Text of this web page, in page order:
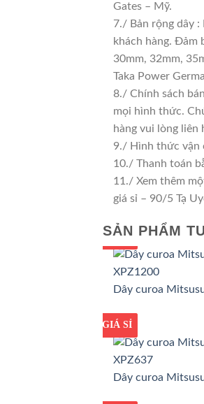
Gates – Mỹ.
7./ Bản rộng dây
khách hàng. Đảm
30mm, 32mm,
Taka Power
8./ Chính sách
mọi hình thức.
hàng vui lòng liên
9./ Hình thức vận
10./ Thanh toán
11./ Xem thêm
giá sỉ – 90/5 Tạ
SẢN PHẨM
GIÁ TỐT
GIÁ SỈ
Dây curoa
GIÁ TỐT
GIÁ SỈ
Dây curoa